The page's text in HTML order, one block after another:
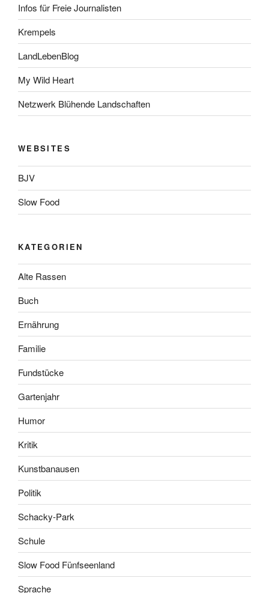
Infos für Freie Journalisten
Krempels
LandLebenBlog
My Wild Heart
Netzwerk Blühende Landschaften
WEBSITES
BJV
Slow Food
KATEGORIEN
Alte Rassen
Buch
Ernährung
Familie
Fundstücke
Gartenjahr
Humor
Kritik
Kunstbanausen
Politik
Schacky-Park
Schule
Slow Food Fünfseenland
Sprache